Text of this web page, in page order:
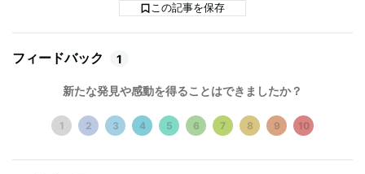
この記事を保存
フィードバック 1
新たな発見や感動を得ることはできましたか？
1 2 3 4 5 6 7 8 9 10